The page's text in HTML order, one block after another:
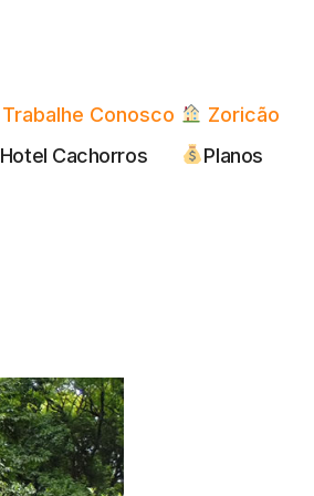
Trabalhe Conosco
Zoricão
Hotel Cachorros Planos